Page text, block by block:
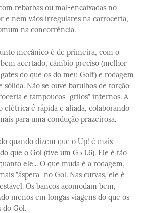
rebarbas ou mal-encaixadas no
e nem vãos irregulares na carroceria,
na concorrência.
mecânico é de primeira, com o
acertado, câmbio preciso (melhor
do que os do meu Golf) e rodagem
sólida. Não se ouve barulhos de torção
e tampoucos "grilos" internos. A
elétrica é rápida e afiada, colaborando
para uma condução prazeirosa.
quando dizem que o Up! é mais
que o Gol (tive um G5 1.6). Ele é tão
ele... O que muda é a rodagem,
"áspera" no Gol. Nas curvas, ele é
Os bancos acomodam bem,
menos em longas viagens do que os
do Gol.